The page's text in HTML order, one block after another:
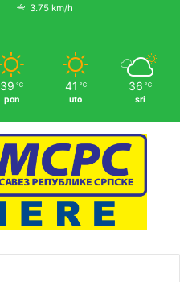
3.75 km/h
39 ℃
pon
41 ℃
uto
36 ℃
sri